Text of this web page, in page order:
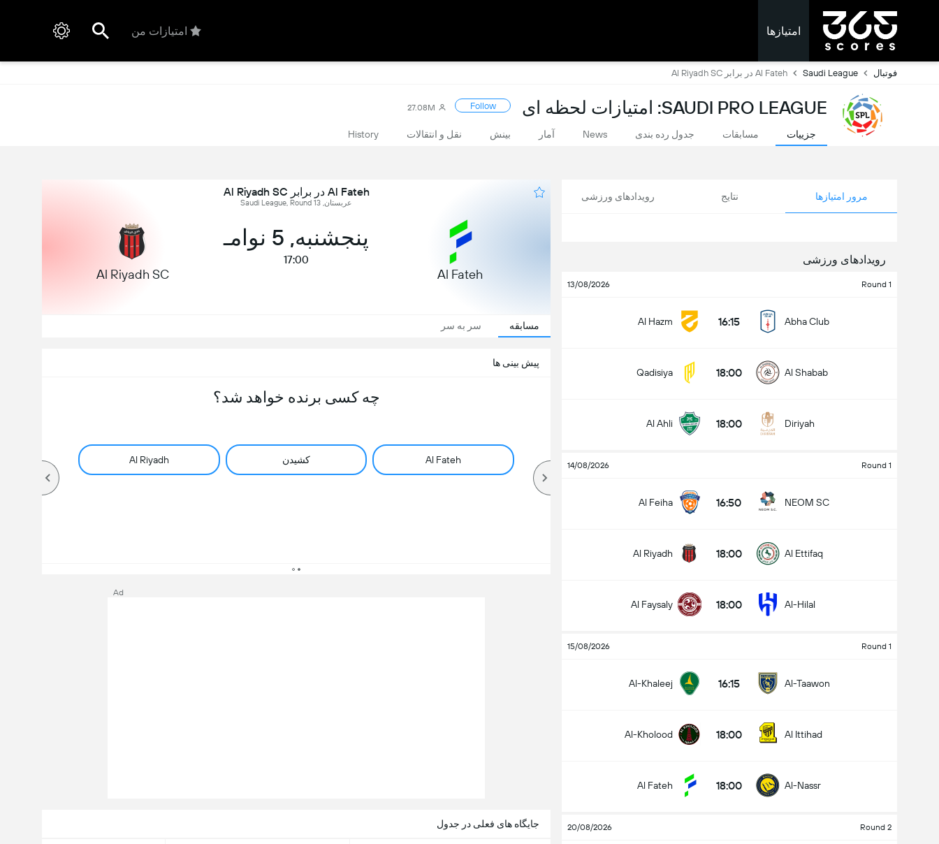
امتیازها امتیازات من
فوتبال Saudi League Al Fateh در برابر Al Riyadh SC
SAUDI PRO LEAGUE: امتیازات لحظه ای Follow
27.08M
جزییات مسابقات جدول رده بندی News آمار بینش نقل و انتقالات History
مرور امتیازها نتایج رویدادهای ورزشی
رویدادهای ورزشی
Round 1
13/08/2026
Abha Club
16:15
Al Hazm
Al Shabab
18:00
Qadisiya
Diriyah
18:00
Al Ahli
Round 1
14/08/2026
NEOM SC
16:50
Al Feiha
Al Ettifaq
18:00
Al Riyadh
Al-Hilal
18:00
Al Faysaly
Round 1
15/08/2026
Al-Taawon
16:15
Al-Khaleej
Al Ittihad
18:00
Al-Kholood
Al-Nassr
18:00
Al Fateh
Round 2
20/08/2026
Al Fateh در برابر Al Riyadh SC
عربستان, Saudi League, Round 13
Al Fateh
پنجشنبه, 5 نوامـ
17:00
Al Riyadh SC
مسابقه سر به سر
پیش بینی ها
چه کسی برنده خواهد شد؟
Al Fateh کشیدن Al Riyadh
جایگاه های فعلی در جدول
Ad